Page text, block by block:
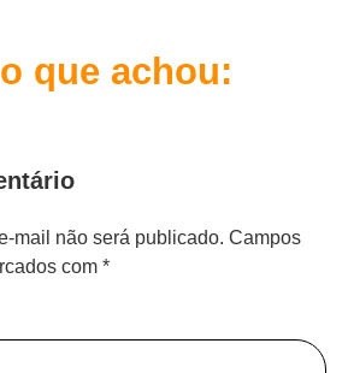
que achou:
mail não será publicado. Campos
com *